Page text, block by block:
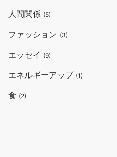
人間関係 (5)
ファッション (3)
エッセイ (9)
エネルギーアップ (1)
食 (2)